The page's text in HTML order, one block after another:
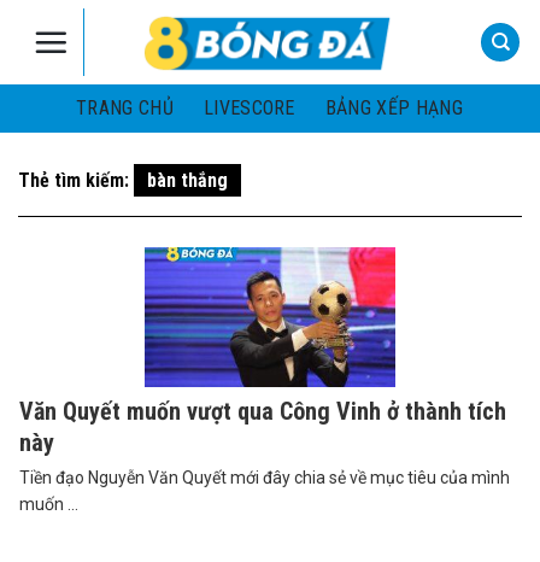
TRANG CHỦ
LIVESCORE BẢNG XẾP HẠNG
Thẻ tìm kiếm: bàn thắng
Văn Quyết muốn vượt qua Công Vinh ở thành tích
này
Tiền đạo Nguyễn Văn Quyết mới đây chia sẻ về mục tiêu của mình
muốn ...